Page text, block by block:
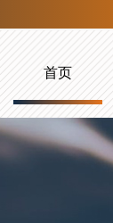
首页